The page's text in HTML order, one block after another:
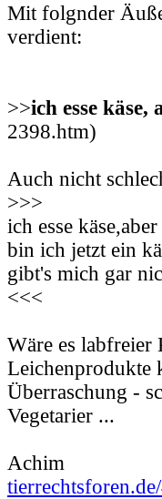
Mit folgnder
verdient:
>>ich esse
2398.htm)
Auch nicht
>>>
ich esse
bin ich jetzt ein
gibt's mich gar
<<<
Wäre es labfreier
Leichenprodukte
Überraschung -
Vegetarier ...
Achim